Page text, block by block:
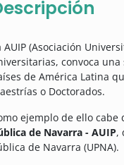
AUIP (Asociación
convoca
de América Latina
o Doctorados.
ejemplo de ello cabe
de Navarra - AUIP,
de Navarra (UPNA).